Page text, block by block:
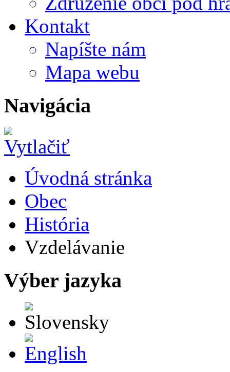
Kontakt
Napíšte nám
Mapa webu
Navigácia
Úvodná stránka
Obec
História
Vzdelávanie
Výber jazyka